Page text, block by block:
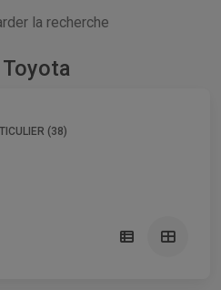
la recherche
(38)